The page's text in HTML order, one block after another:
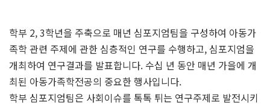
학부 2, 3학년을 주축으로 매년 심포지엄팀을 구성하여 아동가
족학 관련 주제에 관한 심층적인 연구를 수행하고, 심포지엄을
개최하여 연구결과를 발표합니다. 수십 년 동안 매년 가을에 개
최된 아동가족학전공의 중요한 행사입니다.
학부 심포지엄팀은 사회이슈를 톡톡 튀는 연구주제로 발전시키